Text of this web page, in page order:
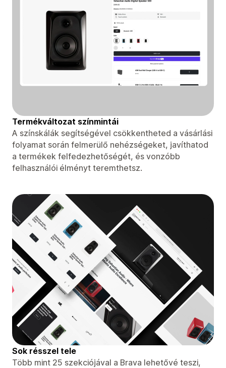
Termékváltozat színmintái
A színskálák segítségével csökkentheted a vásárlási
folyamat során felmerülő nehézségeket, javíthatod
a termékek felfedezhetőségét, és vonzóbb
felhasználói élményt teremthetsz.
Sok résszel tele
Több mint 25 szekciójával a Brava lehetővé teszi,